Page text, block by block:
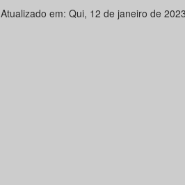
Atualizado em: Qui, 12 de janeiro de